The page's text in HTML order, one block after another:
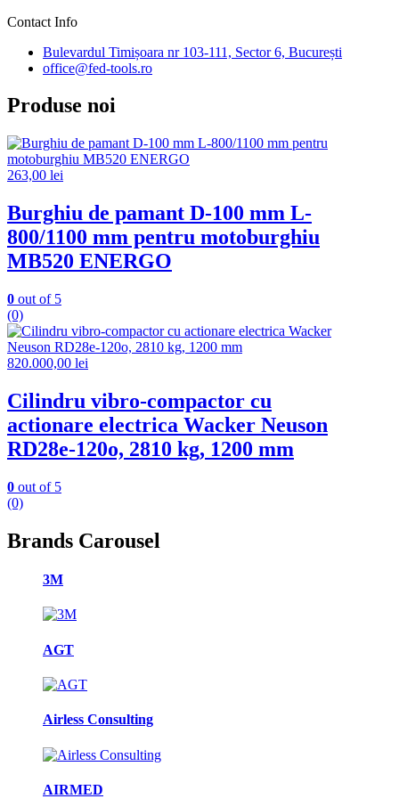
Contact Info
Bulevardul Timișoara nr 103-111, Sector 6, București
office@fed-tools.ro
Produse noi
263,00 lei
Burghiu de pamant D-100 mm L-
800/1100 mm pentru motoburghiu
MB520 ENERGO
0 out of 5
(0)
820.000,00 lei
Cilindru vibro-compactor cu
actionare electrica Wacker Neuson
RD28e-120o, 2810 kg, 1200 mm
0 out of 5
(0)
Brands Carousel
3M
AGT
Airless Consulting
AIRMED